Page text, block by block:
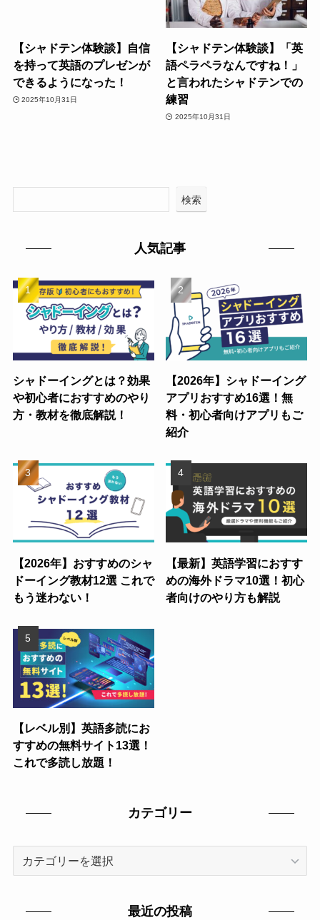
【シャドテン体験談】自信
を持って英語のプレゼンが
できるようになった！
2025年10月31日
【シャドテン体験談】「英
語ペラペラなんですね！」
と言われたシャドテンでの
練習
2025年10月31日
検索
人気記事
シャドーイングとは？効果
や初心者におすすめのやり
方・教材を徹底解説！
【2026年】シャドーイング
アプリおすすめ16選！無
料・初心者向けアプリもご
紹介
【2026年】おすすめのシャ
ドーイング教材12選 これで
もう迷わない！
【最新】英語学習におすす
めの海外ドラマ10選！初心
者向けのやり方も解説
【レベル別】英語多読にお
すすめの無料サイト13選！
これで多読し放題！
カテゴリー
最近の投稿